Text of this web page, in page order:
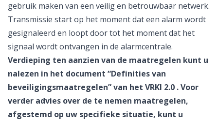
gebruik maken van een veilig en betrouwbaar netwerk.
Transmissie start op het moment dat een alarm wordt
gesignaleerd en loopt door tot het moment dat het
signaal wordt ontvangen in de alarmcentrale.
Verdieping ten aanzien van de maatregelen kunt u
nalezen in het document “Definities van
beveiligingsmaatregelen” van het VRKI 2.0 . Voor
verder advies over de te nemen maatregelen,
afgestemd op uw specifieke situatie, kunt u